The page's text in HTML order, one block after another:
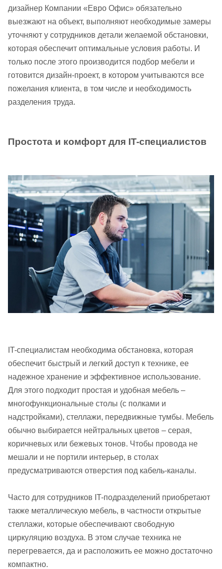
дизайнер Компании «Евро Офис» обязательно
выезжают на объект, выполняют необходимые замеры
уточняют у сотрудников детали желаемой обстановки,
которая обеспечит оптимальные условия работы. И
только после этого производится подбор мебели и
готовится дизайн-проект, в котором учитываются все
пожелания клиента, в том числе и необходимость
разделения труда.
Простота и комфорт для IT-специалистов
IT-специалистам необходима обстановка, которая
обеспечит быстрый и легкий доступ к технике, ее
надежное хранение и эффективное использование.
Для этого подходит простая и удобная мебель –
многофункциональные столы (с полками и
надстройками), стеллажи, передвижные тумбы. Мебель
обычно выбирается нейтральных цветов – серая,
коричневых или бежевых тонов. Чтобы провода не
мешали и не портили интерьер, в столах
предусматриваются отверстия под кабель-каналы.
Часто для сотрудников IT-подразделений приобретают
также металлическую мебель, в частности открытые
стеллажи, которые обеспечивают свободную
циркуляцию воздуха. В этом случае техника не
перегревается, да и расположить ее можно достаточно
компактно.